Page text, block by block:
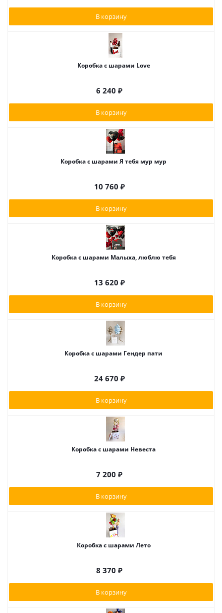
В корзину
Коробка с шарами Love
6 240 ₽
В корзину
Коробка с шарами Я тебя мур мур
10 760 ₽
В корзину
Коробка с шарами Малыха, люблю тебя
13 620 ₽
В корзину
Коробка с шарами Гендер пати
24 670 ₽
В корзину
Коробка с шарами Невеста
7 200 ₽
В корзину
Коробка с шарами Лето
8 370 ₽
В корзину